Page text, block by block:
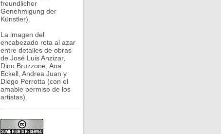
freundlicher
Genehmigung der
Künstler).
La imagen del
encabezado rota al azar
entre detalles de obras
de José Luis Anzizar,
Dino Bruzzone, Ana
Eckell, Andrea Juan y
Diego Perrotta (con el
amable permiso de los
artistas).